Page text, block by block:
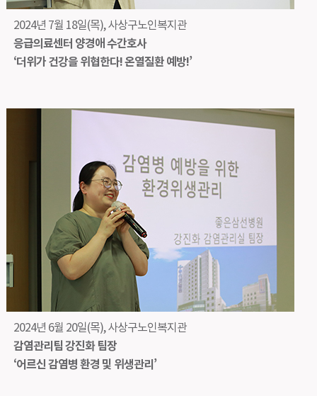
2024년 7월 18일(목), 사상구노인복지관
응급의료센터 양경애 수간호사
‘더위가 건강을 위협한다! 온열질환 예방!’
2024년 6월 20일(목), 사상구노인복지관
감염관리팀 강진화 팀장
‘어르신 감염병 환경 및 위생관리’